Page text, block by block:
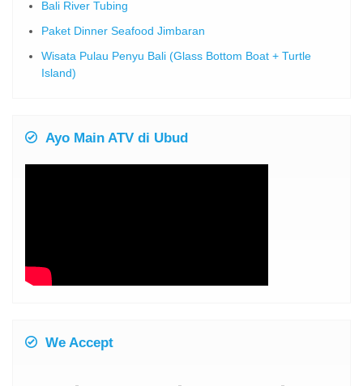
Bali River Tubing
Paket Dinner Seafood Jimbaran
Wisata Pulau Penyu Bali (Glass Bottom Boat + Turtle
Island)
Ayo Main ATV di Ubud
We Accept